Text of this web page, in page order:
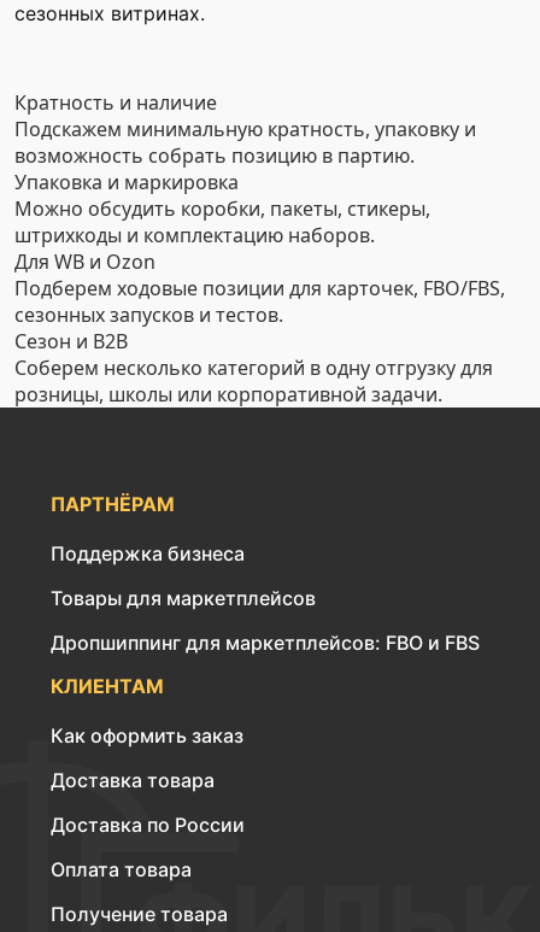
сезонных витринах.
Кратность и наличие
Подскажем минимальную кратность, упаковку и
возможность собрать позицию в партию.
Упаковка и маркировка
Можно обсудить коробки, пакеты, стикеры,
штрихкоды и комплектацию наборов.
Для WB и Ozon
Подберем ходовые позиции для карточек, FBO/FBS,
сезонных запусков и тестов.
Сезон и B2B
Соберем несколько категорий в одну отгрузку для
розницы, школы или корпоративной задачи.
ПАРТНЁРАМ
Поддержка бизнеса
Товары для маркетплейсов
Дропшиппинг для маркетплейсов: FBO и FBS
КЛИЕНТАМ
Как оформить заказ
Доставка товара
Доставка по России
Оплата товара
Получение товара